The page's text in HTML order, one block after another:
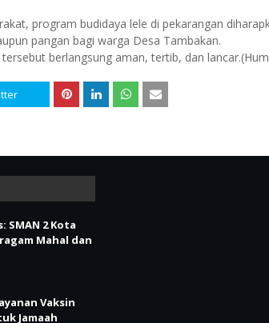
program budidaya lele di pekarangan
pangan bagi warga Desa Tambakan.
berlangsung aman, tertib, dan
SMAN 2 Kota
Mahal dan
Vaksin
Jamaah